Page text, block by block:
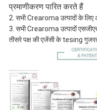
प्रमाणीकरण पारित करते हैं
2. सभी Crearoma उत्पादों के लिए
3. सभी Crearoma उत्पादों
तीसरे पक्ष की एजेंसी के tesing